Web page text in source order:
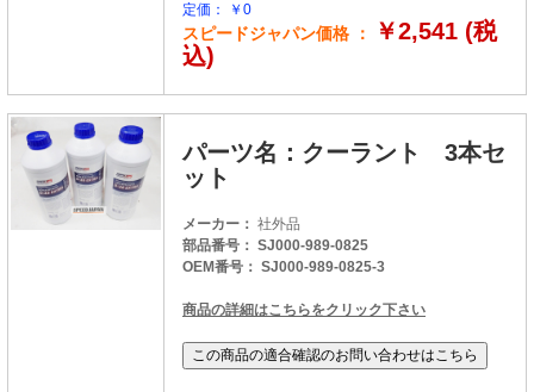
定価： ￥0
スピードジャパン価格 ：
￥2,541 (税
込)
パーツ名：クーラント 3本セ
ット
メーカー： 社外品
部品番号： SJ000-989-0825
OEM番号： SJ000-989-0825-3
商品の詳細はこちらをクリック下さい